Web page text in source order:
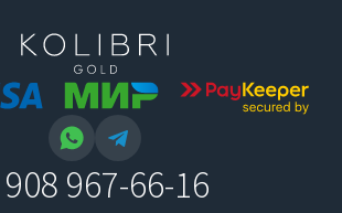
967-66-16